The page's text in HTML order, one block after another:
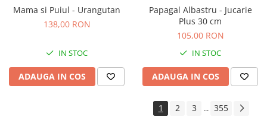
Mama si Puiul - Urangutan
138,00 RON
IN STOC
ADAUGA IN COS
Papagal Albastru - Jucarie
Plus 30 cm
105,00 RON
IN STOC
ADAUGA IN COS
1 2 3 ... 355